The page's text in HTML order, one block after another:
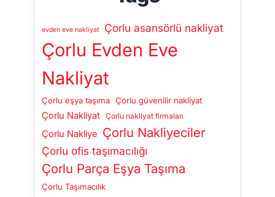
evden eve nakliyat Çorlu asansörlü nakliyat
Çorlu Evden Eve
Nakliyat
Çorlu eşya taşıma Çorlu güvenilir nakliyat
Çorlu Nakliyat Çorlu nakliyat firmaları
Çorlu Nakliye Çorlu Nakliyeciler
Çorlu ofis taşımacılığı
Çorlu Parça Eşya Taşıma
Çorlu Taşımacılık